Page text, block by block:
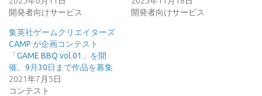
開発者向けサービス
開発者向けサービス
集英社ゲームクリエイターズ
CAMP が企画コンテスト
「GAME BBQ vol.01」を開
催。9月30日まで作品を募集
2021年7月5日
コンテスト